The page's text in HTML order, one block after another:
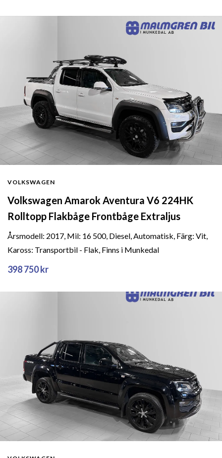
VOLKSWAGEN
Volkswagen Amarok Aventura V6 224HK
Rolltopp Flakbåge Frontbåge Extraljus
Årsmodell: 2017, Mil: 16 500, Diesel, Automatisk, Färg: Vit,
Kaross: Transportbil - Flak, Finns i Munkedal
398 750 kr